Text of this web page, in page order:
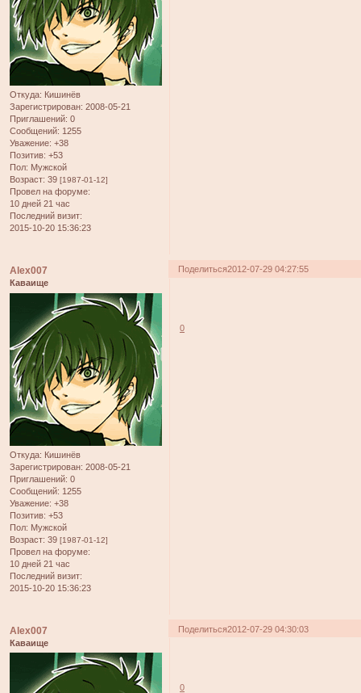
Откуда: Кишинёв
Зарегистрирован: 2008-05-21
Приглашений: 0
Сообщений: 1255
Уважение: +38
Позитив: +53
Пол: Мужской
Возраст: 39 [1987-01-12]
Провел на форуме:
10 дней 21 час
Последний визит:
2015-10-20 15:36:23
Поделиться2012-07-29 04:27:55
Alex007
Каваище
Откуда: Кишинёв
Зарегистрирован: 2008-05-21
Приглашений: 0
Сообщений: 1255
Уважение: +38
Позитив: +53
Пол: Мужской
Возраст: 39 [1987-01-12]
Провел на форуме:
10 дней 21 час
Последний визит:
2015-10-20 15:36:23
0
Поделиться2012-07-29 04:30:03
Alex007
Каваище
0